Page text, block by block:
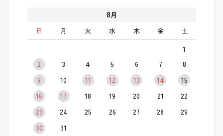
8月
日
月 火 水 木 金 土
1
2
3 4 5 6 7
8
9
10 11 12 13 14
15
16
17 18 19 20 21
22
23
24 25 26 27 28
29
30
31